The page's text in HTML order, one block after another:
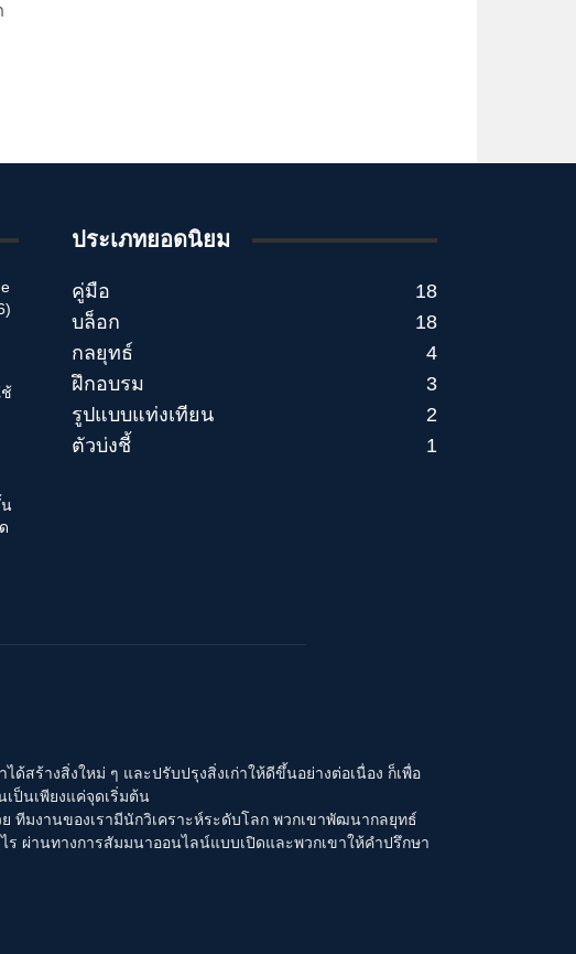
น
ประเภทยอดนิยม
คู่มือ
18
บล็อก
18
กลยุทธ์
4
ฝึกอบรม
3
รูปแบบแท่งเทียน
2
ตัวบ่งชี้
1
ด้สร้างสิ่งใหม่ ๆ และปรับปรุงสิ่งเก่าให้ดีขึ้นอย่างต่อเนื่อง ก็เพื่อ
ป็นเพียงแค่จุดเริ่มต้น
ทีมงานของเรามีนักวิเคราะห์ระดับโลก พวกเขาพัฒนากลยุทธ์
ผ่านทางการสัมมนาออนไลน์แบบเปิดและพวกเขาให้คำปรึกษา